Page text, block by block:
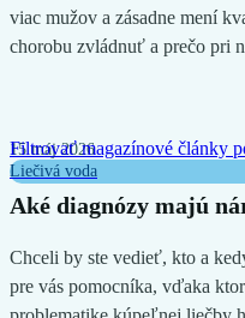
viac mužov a zásadne mení
chorobu zvládnuť a prečo pri
15 máj 2026
Aké diagnózy majú
Chceli by ste vedieť, kto a
pre vás pomocníka, vďaka
Filtrovať magazínové články
Liečivá voda